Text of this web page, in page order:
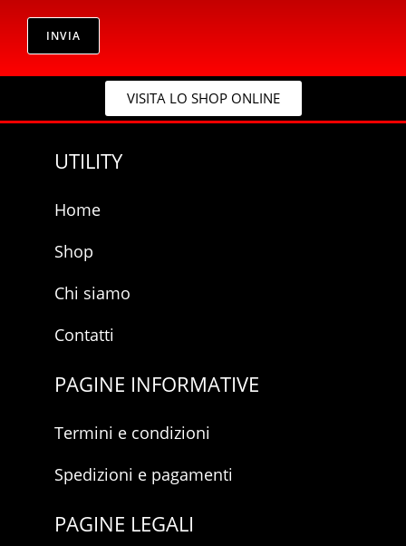
i
*
*
i
a
INVIA
VISITA LO SHOP ONLINE
UTILITY
Home
Shop
Chi siamo
Contatti
PAGINE INFORMATIVE
Termini e condizioni
Spedizioni e pagamenti
PAGINE LEGALI